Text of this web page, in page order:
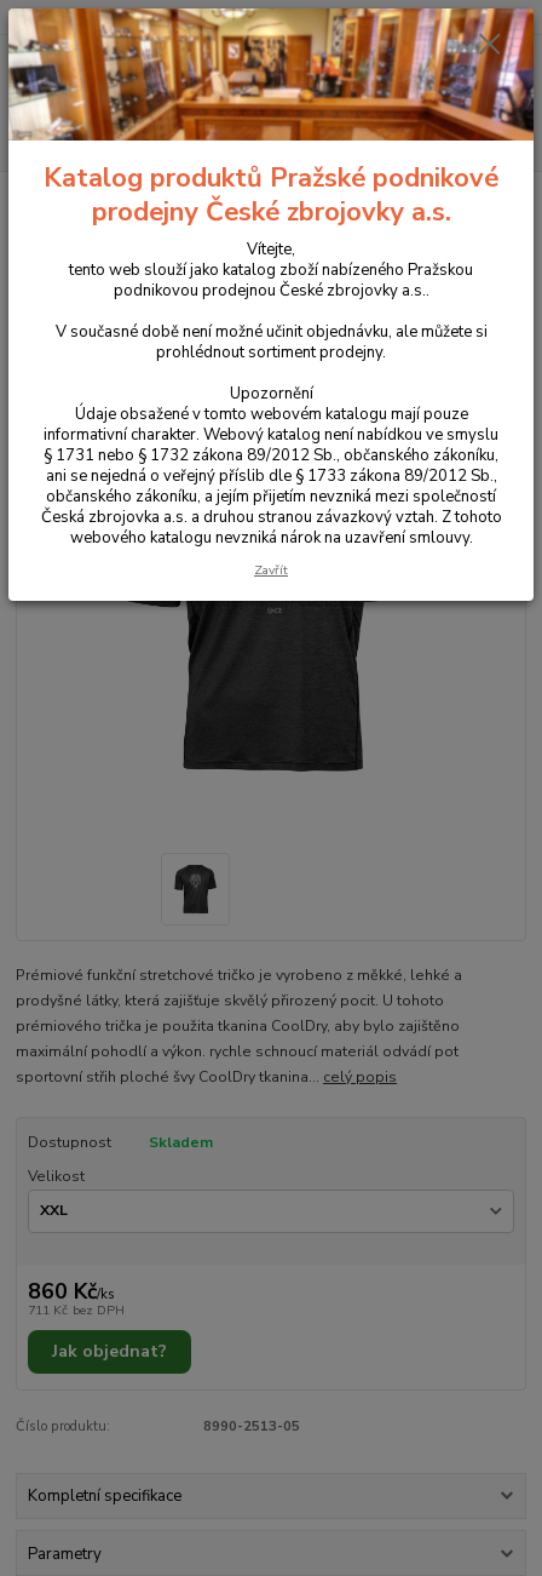
Menu
Hledat
+420 225 375 800
Propagační předměty a oděvy CZUB Oděvy CZUB
Triko CZ lebka
Prémiové funkční stretchové tričko je vyrobeno z měkké, lehké a
prodyšné látky, která zajišťuje skvělý přirozený pocit. U tohoto
prémiového trička je použita tkanina CoolDry, aby bylo zajištěno
maximální pohodlí a výkon. rychle schnoucí materiál odvádí pot
sportovní střih ploché švy CoolDry tkanina... celý popis
Dostupnost
Skladem
Velikost
860 Kč/ks
711 Kč bez DPH
Jak objednat?
Číslo produktu: 8990-2513-05
Kompletní specifikace
Parametry
Katalog produktů Pražské podnikové
prodejny České zbrojovky a.s.
Vítejte,
tento web slouží jako katalog zboží nabízeného Pražskou
podnikovou prodejnou České zbrojovky a.s..
V současné době není možné učinit objednávku, ale můžete si
prohlédnout sortiment prodejny.
Upozornění
Údaje obsažené v tomto webovém katalogu mají pouze
informativní charakter. Webový katalog není nabídkou ve smyslu
§ 1731 nebo § 1732 zákona 89/2012 Sb., občanského zákoníku,
ani se nejedná o veřejný příslib dle § 1733 zákona 89/2012 Sb.,
občanského zákoníku, a jejím přijetím nevzniká mezi společností
Česká zbrojovka a.s. a druhou stranou závazkový vztah. Z tohoto
webového katalogu nevzniká nárok na uzavření smlouvy.
Zavřít